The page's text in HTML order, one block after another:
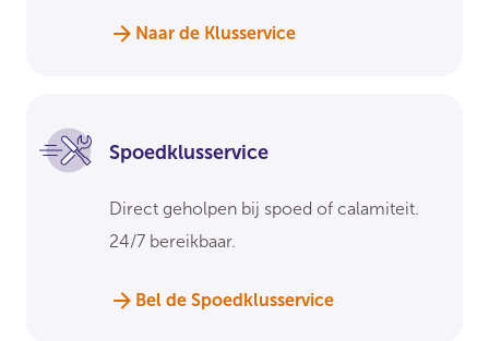
Naar de Klusservice
Spoedklusservice
Direct geholpen bij spoed of calamiteit.
24/7 bereikbaar.
Bel de Spoedklusservice